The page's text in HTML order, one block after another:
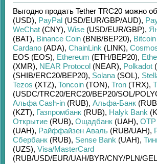
Выгодно продать Tether TRC20можно
(USD), PayPal(USD/EUR/GBP/AUD),
WeChat(CNY), Wise(USD/EUR/GBP),
(BAT), Binance Coin(BNB/BEP20), Bitcoin
Cardano(ADA), ChainLink (LINK),
EOS (EOS), Ethereum (ETH/BEP20),
(XMR), NEAR Protocol(NEAR), Polkadot
(SHIB/ERC20/BEP20), Solana(SOL),
Tezos (XTZ), Toncoin(TON), Tron(TRX),
(USDC/TRC20/ERC20/BEP20/SOL/
Альфа Cash-in(RUB), Альфа-Банк
(KZT), Газпромбанк(RUB), Halyk Bank
Открытие(RUB), Ощадбанк(UAH),
(UAH), Райффайзен Аваль(RUB/UAH),
Сбербанк(RUB), Sense Bank (UAH),
(UZS), Visa/MasterCard
(RUB/USD/EUR/UAH/BYR/CNY/PLN/